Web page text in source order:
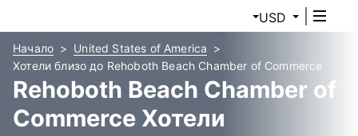
USD
Начало
United States of America
Хотели близо до Rehoboth Beach Chamber of Commerce
Rehoboth Beach Chamber of
Commerce Хотели